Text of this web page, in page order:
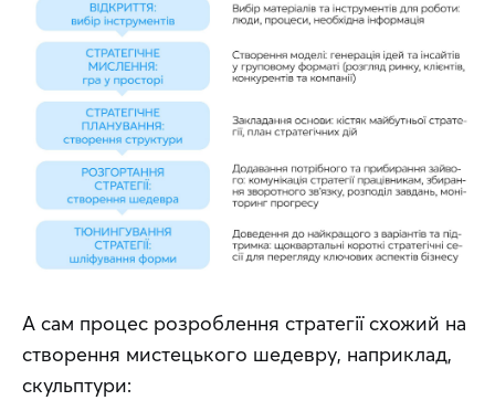
А сам процес розроблення стратегії схожий на
створення мистецького шедевру, наприклад,
скульптури: